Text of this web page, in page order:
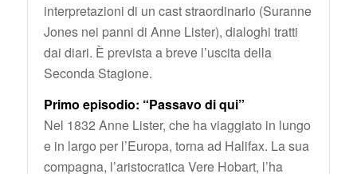
interpretazioni di un cast straordinario (Suranne
Jones nei panni di Anne Lister), dialoghi tratti
dai diari. È prevista a breve l’uscita della
Seconda Stagione.
Primo episodio: “Passavo di qui”
Nel 1832 Anne Lister, che ha viaggiato in lungo
e in largo per l’Europa, torna ad Halifax. La sua
compagna, l’aristocratica Vere Hobart, l’ha